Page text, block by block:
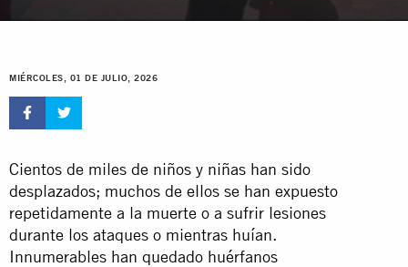
MIÉRCOLES, 01 DE JULIO, 2026
Cientos de miles de niños y niñas han sido
desplazados; muchos de ellos se han expuesto
repetidamente a la muerte o a sufrir lesiones
durante los ataques o mientras huían.
Innumerables han quedado huérfanos